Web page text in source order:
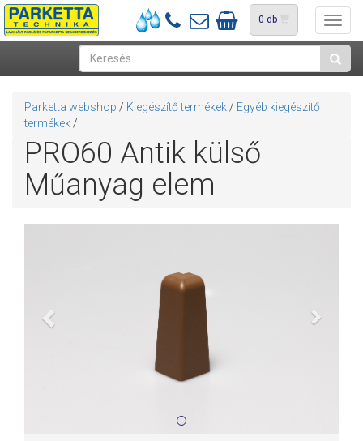
0 db
Parketta webshop / Kiegészítő termékek / Egyéb kiegészítő
termékek /
PRO60 Antik külső
Műanyag elem
Previous Next